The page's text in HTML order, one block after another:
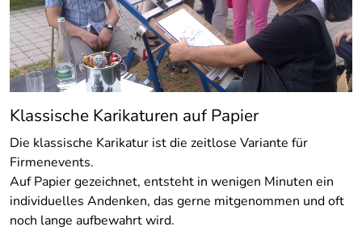
Klassische Karikaturen auf Papier
Die klassische Karikatur ist die zeitlose Variante für
Firmenevents.
Auf Papier gezeichnet, entsteht in wenigen Minuten ein
individuelles Andenken, das gerne mitgenommen und oft
noch lange aufbewahrt wird.